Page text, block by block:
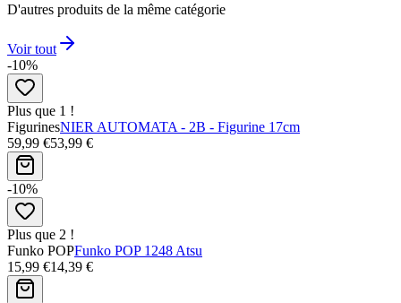
D'autres produits de la même catégorie
Voir tout
-10%
Plus que 1 !
FigurinesNIER AUTOMATA - 2B - Figurine 17cm
59,99 €53,99 €
-10%
Plus que 2 !
Funko POPFunko POP 1248 Atsu
15,99 €14,39 €